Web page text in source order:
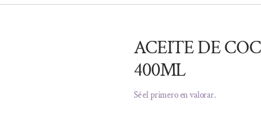
ACEITE DE
400ML
Sé el primero en valorar.